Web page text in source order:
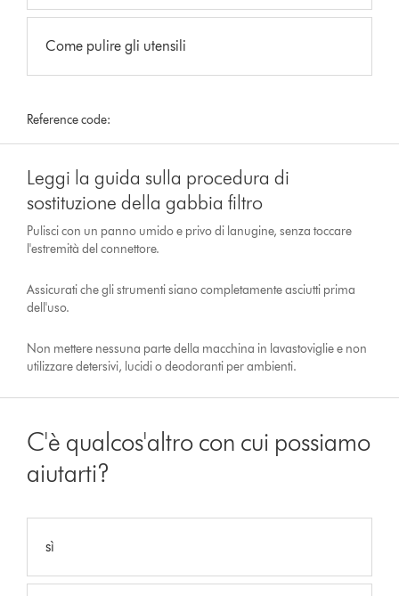
Come pulire gli utensili
Reference code:
Leggi la guida sulla procedura di
sostituzione della gabbia filtro
Pulisci con un panno umido e privo di lanugine, senza toccare
l'estremità del connettore.
Assicurati che gli strumenti siano completamente asciutti prima
dell'uso.
Non mettere nessuna parte della macchina in lavastoviglie e non
utilizzare detersivi, lucidi o deodoranti per ambienti.
C'è qualcos'altro con cui possiamo
aiutarti?
sì